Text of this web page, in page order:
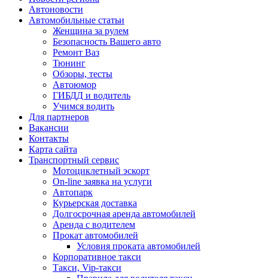
Автоновости
Автомобильные статьи
Женщина за рулем
Безопасность Вашего авто
Ремонт Ваз
Тюнинг
Обзоры, тесты
Автоюмор
ГИБДД и водитель
Учимся водить
Для партнеров
Вакансии
Контакты
Карта сайта
Транспортный сервис
Мотоциклетный эскорт
On-line заявка на услуги
Автопарк
Курьерская доставка
Долгосрочная аренда автомобилей
Аренда с водителем
Прокат автомобилей
Условия проката автомобилей
Корпоративное такси
Такси, Vip-такси